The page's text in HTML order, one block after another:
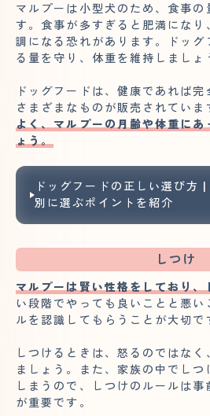
マルプーは小型犬のため、食事の
す。食事が多すぎると肥満になり
調になる恐れがあります。ドッグ
る量を守り、体重を維持しましょ
ドッグフードは、健康であれば完
さまざまなものが販売されていま
よく、マルプーの月齢や体重にあ
ょう。
ドッグフードの正しい選び方
別に選ぶポイントを紹介
しつけ
マルプーは賢い性格をしており、
い段階でやっても良いことと悪い
ルを認識してもらうことが大切で
しつけるときは、怒るのではな
ましょう。また、家族の中でしつ
しまうので、しつけのルールは事
が重要です。